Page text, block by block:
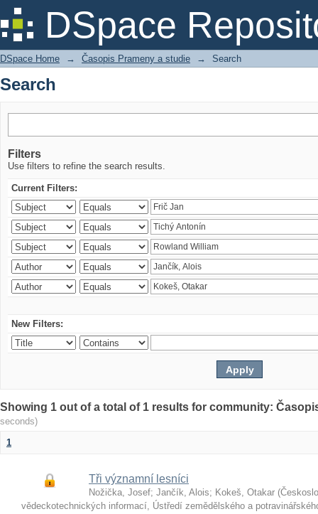
DSpace
Search
DSpace Home → Časopis Prameny a studie → Search
Search
Filters
Use filters to refine the search results.
Current Filters:
New Filters:
Showing 1 out of a total of 1 results for community:
seconds)
1
Tři významní lesníci
Nožička, Josef; Jančík, Alois; Kokeš, Otakar (
vědeckotechnických informací, Ústředí zemědělského a